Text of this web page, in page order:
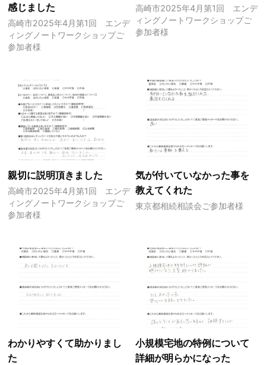
感じました
高崎市2025年4月第1回 エンデ
ィングノートワークショップご
参加者様
高崎市2025年4月第1回 エンデ
ィングノートワークショップご
参加者様
親切に説明頂きました
高崎市2025年4月第1回 エンデ
ィングノートワークショップご
参加者様
気が付いていなかった事を
教えてくれた
東京都相続相談会ご参加者様
わかりやすくて助かりまし
た
小規模宅地の特例について
詳細が明らかになった